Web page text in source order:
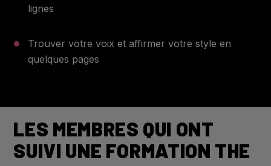
lignes
Trouver votre voix et affirmer votre style en
quelques pages
LES MEMBRES QUI ONT
SUIVI UNE FORMATION THE